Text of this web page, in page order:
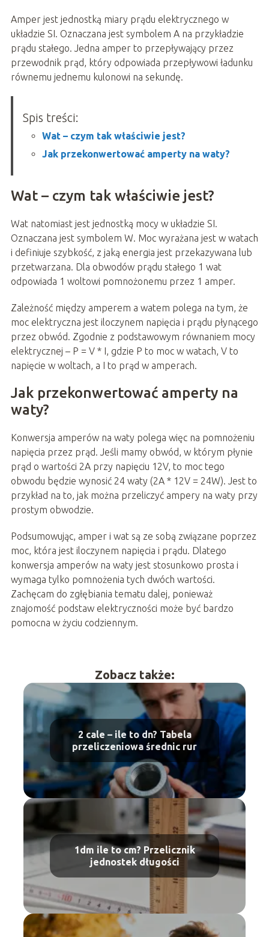
Amper jest jednostką miary prądu elektrycznego w
układzie SI. Oznaczana jest symbolem A na przykładzie
prądu stałego. Jedna amper to przepływający przez
przewodnik prąd, który odpowiada przepływowi ładunku
równemu jednemu kulonowi na sekundę.
Spis treści:
Wat – czym tak właściwie jest?
Jak przekonwertować amperty na waty?
Wat – czym tak właściwie jest?
Wat natomiast jest jednostką mocy w układzie SI.
Oznaczana jest symbolem W. Moc wyrażana jest w watach
i definiuje szybkość, z jaką energia jest przekazywana lub
przetwarzana. Dla obwodów prądu stałego 1 wat
odpowiada 1 woltowi pomnożonemu przez 1 amper.
Zależność między amperem a watem polega na tym, że
moc elektryczna jest iloczynem napięcia i prądu płynącego
przez obwód. Zgodnie z podstawowym równaniem mocy
elektrycznej – P = V * I, gdzie P to moc w watach, V to
napięcie w woltach, a I to prąd w amperach.
Jak przekonwertować amperty na
waty?
Konwersja amperów na waty polega więc na pomnożeniu
napięcia przez prąd. Jeśli mamy obwód, w którym płynie
prąd o wartości 2A przy napięciu 12V, to moc tego
obwodu będzie wynosić 24 waty (2A * 12V = 24W). Jest to
przykład na to, jak można przeliczyć ampery na waty przy
prostym obwodzie.
Podsumowując, amper i wat są ze sobą związane poprzez
moc, która jest iloczynem napięcia i prądu. Dlatego
konwersja amperów na waty jest stosunkowo prosta i
wymaga tylko pomnożenia tych dwóch wartości.
Zachęcam do zgłębiania tematu dalej, ponieważ
znajomość podstaw elektryczności może być bardzo
pomocna w życiu codziennym.
Zobacz także:
2 cale – ile to dn? Tabela
przeliczeniowa średnic rur
1dm ile to cm? Przelicznik
jednostek długości